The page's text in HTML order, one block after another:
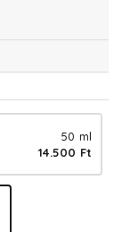
50 ml
14.500 Ft